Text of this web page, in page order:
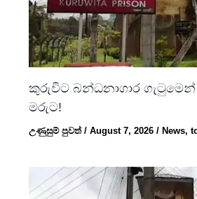
කුරුවිට බන්ධනාගාර
මරුට!
උණුසුම් පුවත්/August 7, 2026/ News,